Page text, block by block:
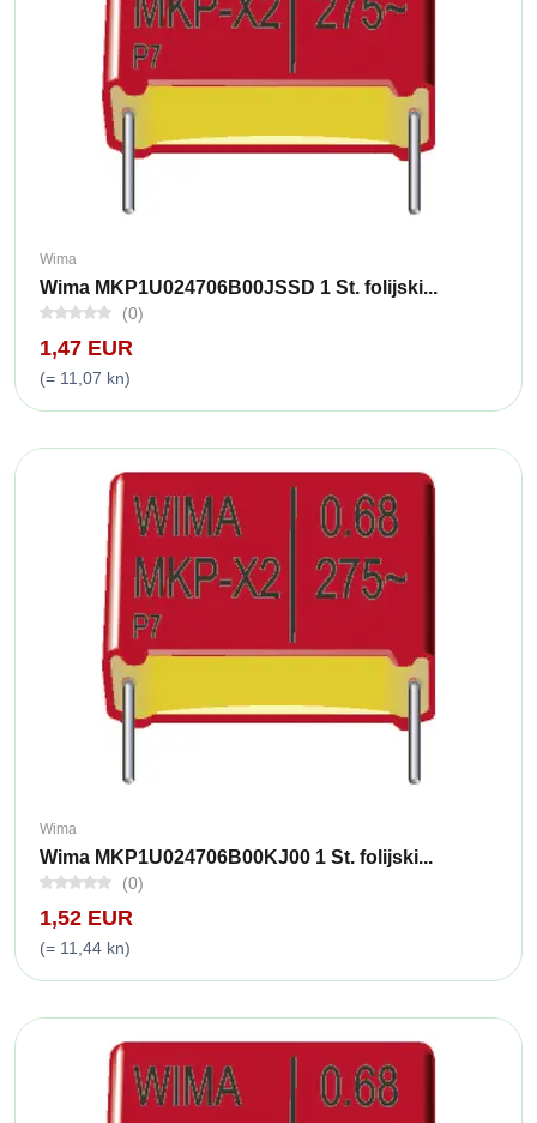
Wima
Wima MKP1U024706B00JSSD 1 St. folijski...
(0)
1,47 EUR
(= 11,07 kn)
Wima
Wima MKP1U024706B00KJ00 1 St. folijski...
(0)
1,52 EUR
(= 11,44 kn)